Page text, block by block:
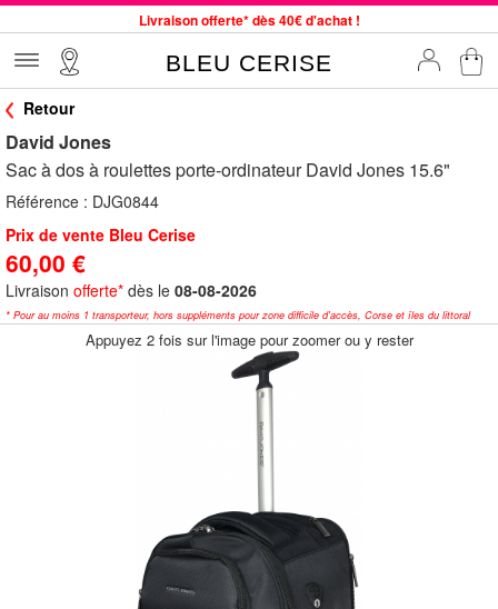
Livraison offerte* dès 40€ d'achat !
Commande avant 12h expédiée le jour même, du lundi au vendredi
Jusqu'à -75% sur le site du 29/07 au 27/08
Samsonite, Delsey, American Tourister, Little Marcel à Prix Bas
BLEU CERISE
Retour
David Jones
Sac à dos à roulettes porte-ordinateur David Jones 15.6"
Référence : DJG0844
Prix de vente Bleu Cerise
60,00 €
Livraison offerte* dès le 08-08-2026
* Pour au moins 1 transporteur, hors suppléments pour zone difficile d'accès, Corse et îles du littoral
Appuyez 2 fois sur l'image pour zoomer ou y rester